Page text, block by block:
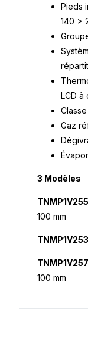
Pieds
140 >
LCD à
Gaz
3 Modèles
100 mm
100 mm